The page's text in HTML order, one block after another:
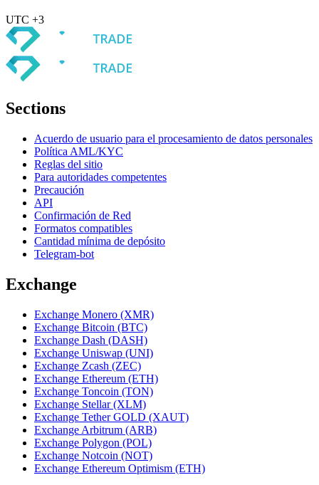
UTC +3
Sections
Acuerdo de usuario para el procesamiento de datos personales
Política AML/KYC
Reglas del sitio
Para autoridades competentes
Precaución
API
Confirmación de Red
Formatos compatibles
Cantidad mínima de depósito
Telegram-bot
Exchange
Exchange Monero (XMR)
Exchange Bitcoin (BTC)
Exchange Dash (DASH)
Exchange Uniswap (UNI)
Exchange Zcash (ZEC)
Exchange Ethereum (ETH)
Exchange Toncoin (TON)
Exchange Stellar (XLM)
Exchange Tether GOLD (XAUT)
Exchange Arbitrum (ARB)
Exchange Polygon (POL)
Exchange Notcoin (NOT)
Exchange Ethereum Optimism (ETH)